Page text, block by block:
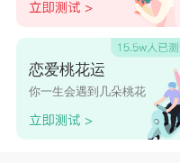
恋爱桃花运
你一生会遇到几朵桃花